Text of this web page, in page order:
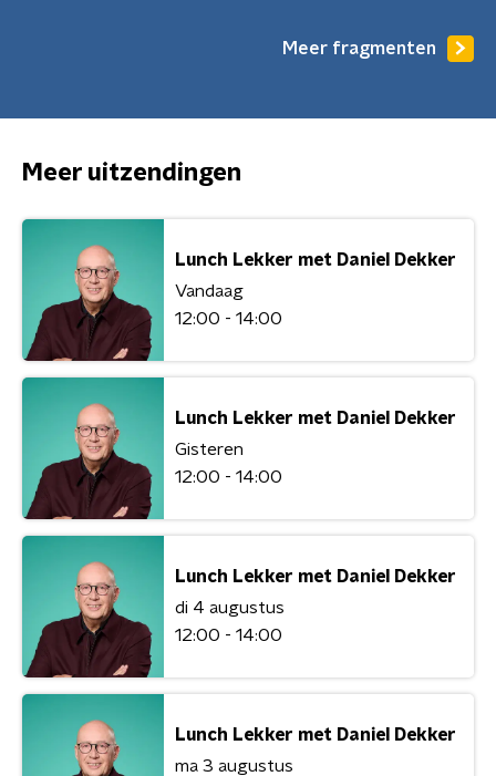
Meer fragmenten
Meer uitzendingen
Lunch Lekker met Daniel Dekker
Vandaag
12:00 - 14:00
Lunch Lekker met Daniel Dekker
Gisteren
12:00 - 14:00
Lunch Lekker met Daniel Dekker
di 4 augustus
12:00 - 14:00
Lunch Lekker met Daniel Dekker
ma 3 augustus